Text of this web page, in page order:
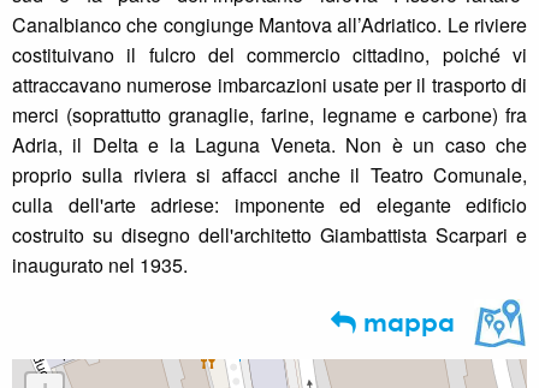
Canalbianco che congiunge Mantova all’Adriatico. Le riviere
costituivano il fulcro del commercio cittadino, poiché vi
attraccavano numerose imbarcazioni usate per il trasporto di
merci (soprattutto granaglie, farine, legname e carbone) fra
Adria, il Delta e la Laguna Veneta. Non è un caso che
proprio sulla riviera si affacci anche il Teatro Comunale,
culla dell'arte adriese: imponente ed elegante edificio
costruito su disegno dell'architetto Giambattista Scarpari e
inaugurato nel 1935.
mappa